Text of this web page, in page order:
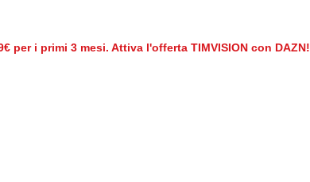
per i primi 3 mesi. Attiva l'offerta TIMVISION con DAZN!